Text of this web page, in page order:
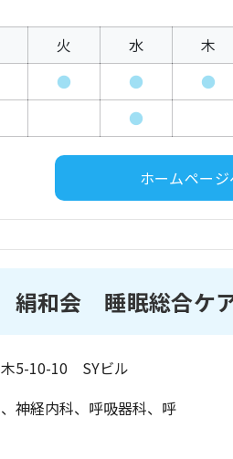
火 水 木
● ● ●
●
ホームページ
和会 睡眠総合ケ
5-10-10 SYビル
神経内科、呼吸器科、呼